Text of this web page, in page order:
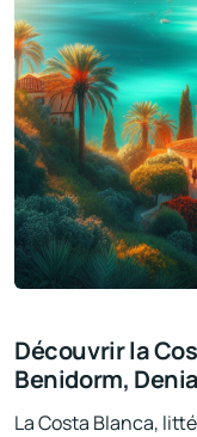
Découvrir la
Benidorm,
La Costa Blanca,